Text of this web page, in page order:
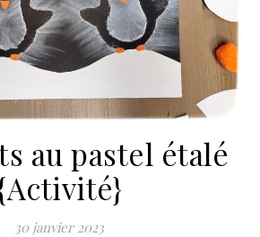
au pastel étalé
30 janvier 2023